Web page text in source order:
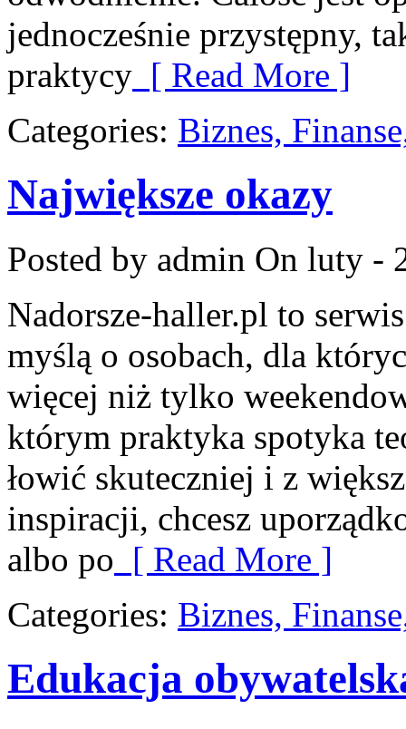
jednocześnie przystępny,
praktycy [ Read More ]
Categories: Biznes,
Największe okazy
Posted by admin On luty -
Nadorsze-haller.pl to
myślą o osobach, dla
więcej niż tylko
którym praktyka spotyka
łowić skuteczniej i z
inspiracji, chcesz
albo po [ Read More ]
Categories: Biznes,
Edukacja